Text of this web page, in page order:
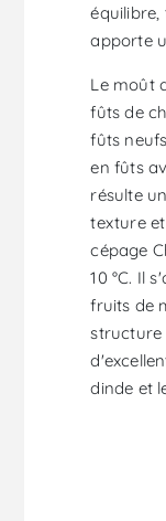
équilibre,
apporte
Le moût
fûts de
fûts
en fûts
résulte
texture
cépage
10 °C. Il
fruits de
structure
dinde et